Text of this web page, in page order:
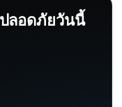
ลอดภัยวันนี้